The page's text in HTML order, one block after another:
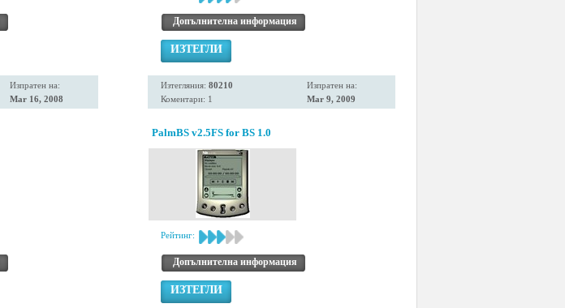
Изпратен на:
Mar 16, 2008
Допълнителна информация
ИЗТЕГЛИ
Изтегляния: 80210
Коментари: 1
Изпратен на:
Mar 9, 2009
PalmBS v2.5FS for BS 1.0
Рейтинг:
Допълнителна информация
ИЗТЕГЛИ